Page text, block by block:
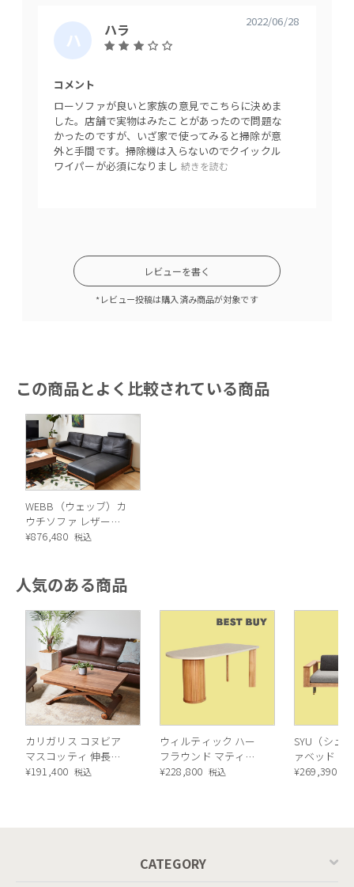
WEBBソファは座面の高さを30cmと低く設計。ソファに座って
いながら足を伸ばしたりと様々な体制でくつろぐことができま
全体の高さは72cmとダイニングテーブルとほぼ同じ高さに
（ロータイプは67cm）。部屋の真ん中に置いても視線を遮る
ことなく、圧迫感を感じさせません。
洗練されたデザイン
ハ
ラ
ハラ 2022/06/28
コメント
ローソファが良いと家族の意見でこちらに決めま
した。店舗で実物はみたことがあったので問題な
かったのですが、いざ家で使ってみると掃除が意
外と手間です。掃除機は入らないのでクイックル
ワイパーが必須になりまし 続きを読む
レビューを書く
*レビュー投稿は購入済み商品が対象です
この商品とよく比較されている商品
WEBB（ウェッブ）カ
ウチソファ レザー
（K705 ブラック）
¥876,480 税込
人気のある商品
カリガリス コヌビア
マスコッティ 伸長・
昇降式テーブル ／
¥191,400 税込
ウィルティック ハー
フラウンド マティエ
ラ塗装 ダイニングテ
¥228,800 税込
SYU（シュ
ァベッド（
ル）190cm
¥269,390
CATEGORY